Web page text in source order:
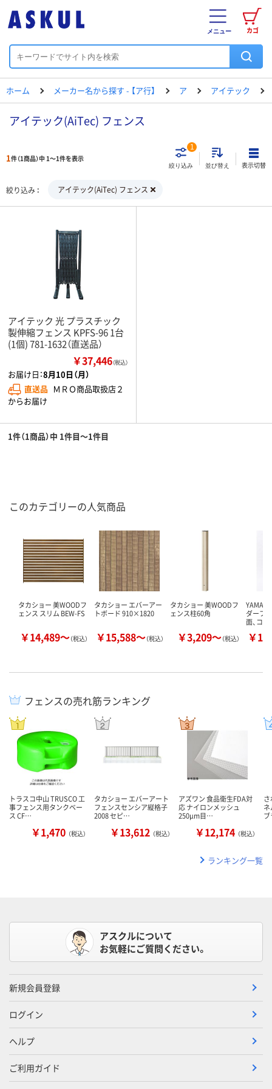
カゴ
メニュー
ホーム メーカー名から探す - 【ア行】 ア アイテック
アイテック(AiTec) フェンス
1件（1商品）中 1～1件を表示
絞り込み
1
並び替え 表示切替
絞り込み アイテック(AiTec) フェンス
アイテック 光 プラスチック
製伸縮フェンス KPFS-96 1台
(1個) 781-1632（直送品）
￥37,446（税込）
お届け日：8月10日（月）
直送品 ＭＲＯ商品取扱店２
からお届け
1件（1商品）中 1件目～1件目
このカテゴリーの人気商品
タカショー 美WOODフ
ェンス スリム BEW-FS
￥14,489～（税込）
タカショー エバーアー
トボード 910×1820
￥15,588～（税込）
タカショー 美WOODフ
ェンス柱60角
￥3,209～（税込）
ダーフ
面、コ
￥
フェンスの売れ筋ランキング
トラスコ中山 TRUSCO 工
事フェンス用タンクベー
ス CF…
￥1,470 （税込）
タカショー エバーアート
フェンスセンシア縦格子
2008 セピ…
￥13,612 （税込）
アズワン 食品衛生FDA対
応 ナイロンメッシュ
250μm目…
￥12,174 （税込）
ランキング一覧
アスクルについて
お気軽にご質問ください。
新規会員登録
ログイン
ヘルプ
ご利用ガイド